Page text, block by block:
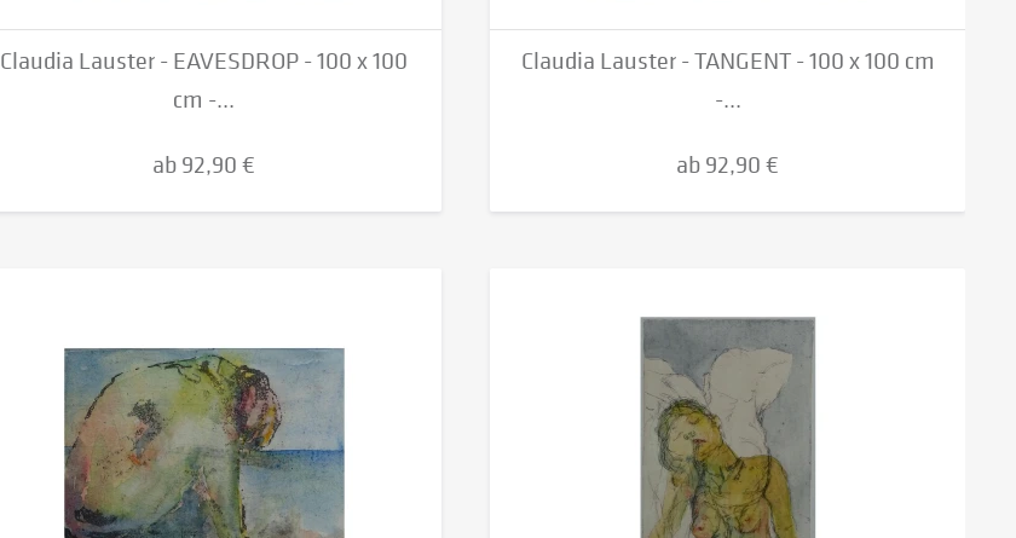
Claudia Lauster - EAVESDROP - 100 x 100
cm -...
ab 92,90 €
Claudia Lauster - TANGENT - 100 x 100 cm
-...
ab 92,90 €